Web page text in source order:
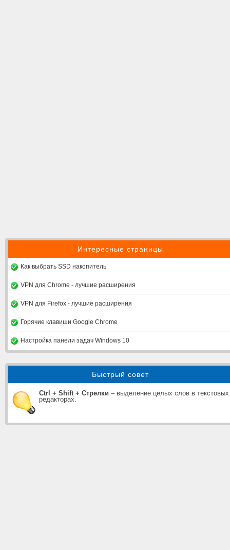
Интересные страницы
Как выбрать SSD накопитель
VPN для Chrome - лучшие расширения
VPN для Firefox - лучшие расширения
Горячие клавиши Google Chrome
Настройка панели задач Windows 10
Быстрый совет
Ctrl + Shift + Стрелки – выделение целых слов в текстовых
редакторах.